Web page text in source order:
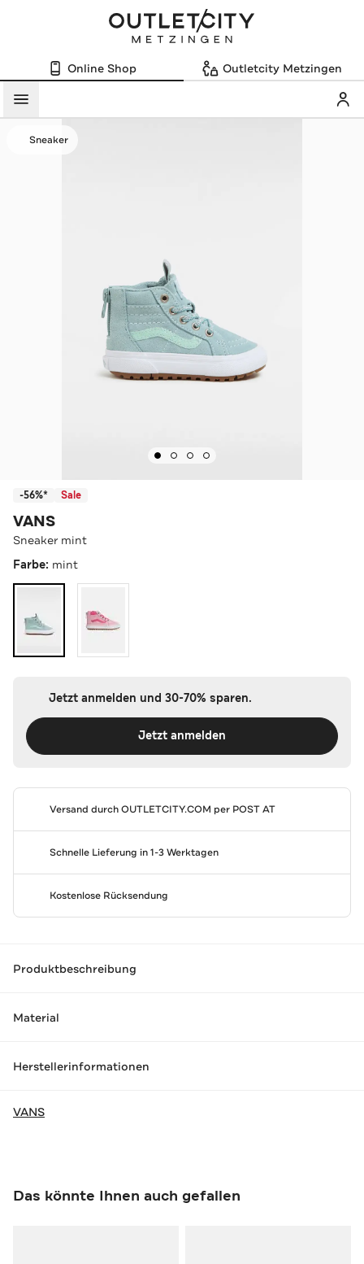
Online Shop Outletcity Metzingen
Menü
Sneaker
-56%* Sale
VANS
Sneaker mint
Farbe: mint
Jetzt anmelden und 30-70% sparen.
Jetzt anmelden
Versand durchOUTLETCITY.COM per POST AT
Schnelle Lieferung in 1-3 Werktagen
Kostenlose Rücksendung
Produktbeschreibung
Material
Herstellerinformationen
VANS
Das könnte Ihnen auch gefallen